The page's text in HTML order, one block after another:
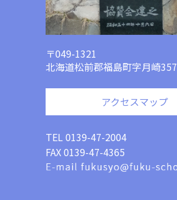
〒049-1321
北海道松前郡福島町字月崎357
アクセスマップ
TEL 0139-47-2004
FAX 0139-47-4365